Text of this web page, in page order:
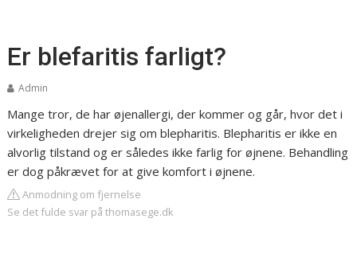
Er blefaritis farligt?
Admin
Mange tror, de har øjenallergi, der kommer og går, hvor det i
virkeligheden drejer sig om blepharitis. Blepharitis er ikke en
alvorlig tilstand og er således ikke farlig for øjnene. Behandling
er dog påkrævet for at give komfort i øjnene.
Anmodning om fjernelse
Se det fulde svar på thomasege.dk